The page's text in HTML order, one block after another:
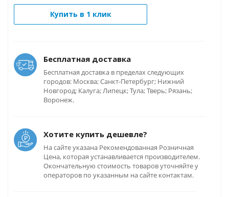
Купить в 1 клик
Бесплатная доставка
Бесплатная доставка в пределах следующих
городов: Москва; Санкт-Петербург; Нижний
Новгород; Калуга; Липецк; Тула; Тверь; Рязань;
Воронеж.
Хотите купить дешевле?
На сайте указана Рекомендованная Розничная
Цена, которая устанавливается производителем.
Окончательную стоимость товаров уточняйте у
операторов по указанным на сайте контактам.